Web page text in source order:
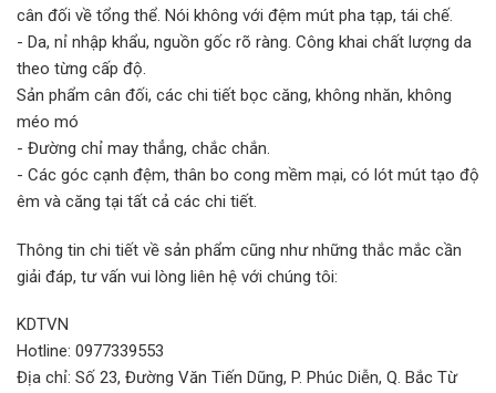
cân đối về tổng thể. Nói không với đệm mút pha tạp, tái chế.
- Da, nỉ nhập khẩu, nguồn gốc rõ ràng. Công khai chất lượng da
theo từng cấp độ.
Sản phẩm cân đối, các chi tiết bọc căng, không nhăn, không
méo mó
- Đường chỉ may thẳng, chắc chắn.
- Các góc cạnh đệm, thân bo cong mềm mại, có lót mút tạo độ
êm và căng tại tất cả các chi tiết.
Thông tin chi tiết về sản phẩm cũng như những thắc mắc cần
giải đáp, tư vấn vui lòng liên hệ với chúng tôi:
KDTVN
Hotline: 0977339553
Địa chỉ: Số 23, Đường Văn Tiến Dũng, P. Phúc Diễn, Q. Bắc Từ